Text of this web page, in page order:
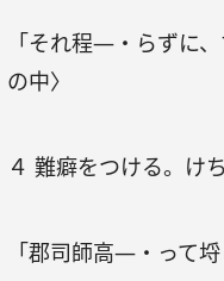
「それ程―・らずに
の中〉
４ 難癖をつける。け
「郡司師高―・って